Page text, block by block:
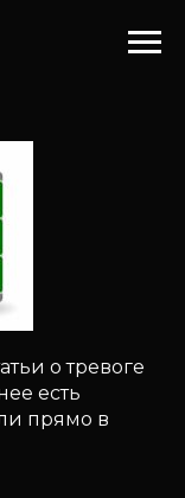
о тревоге
есть
прямо в